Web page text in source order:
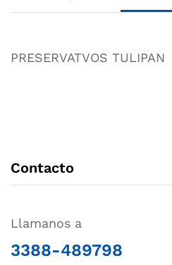
PRESERVATVOS TULIPAN
Contacto
Llamanos a
3388-489798